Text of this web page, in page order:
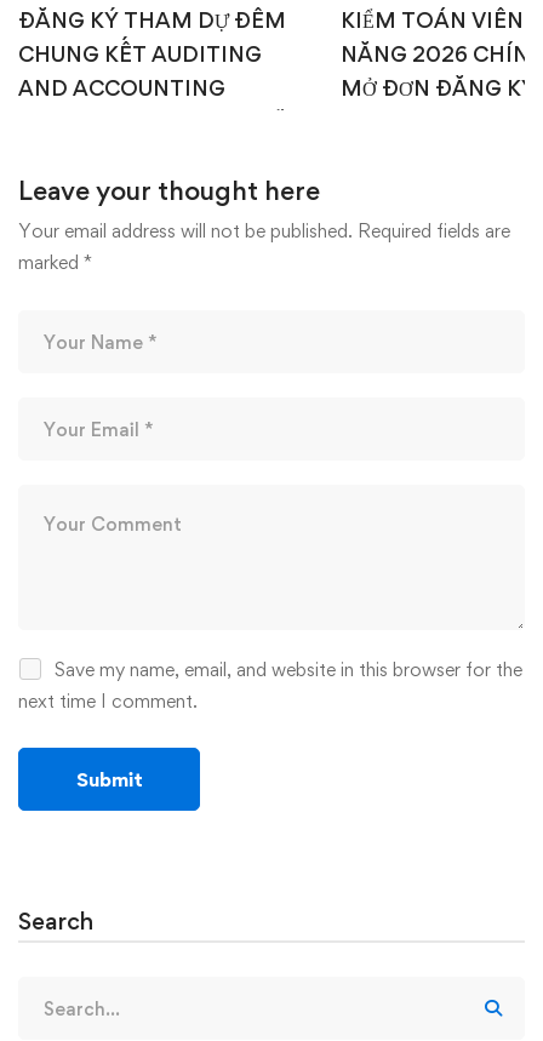
ĐĂNG KÝ THAM DỰ ĐÊM
CHUNG KẾT AUDITING
AND ACCOUNTING
CAO NHẤT? 🎉🏆
22/04/2026
KIỂM TOÁN VIÊN
NĂNG 2026
MỞ ĐƠN ĐĂNG KÝ
Leave your thought here
Your email address will not be published. Required fields are
marked *
Save my name, email, and website in this browser for the
next time I comment.
Search
for: